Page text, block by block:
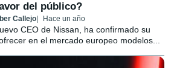
del público?
Callejo Hace un año
CEO de Nissan, ha confirmado su
en el mercado europeo modelos...